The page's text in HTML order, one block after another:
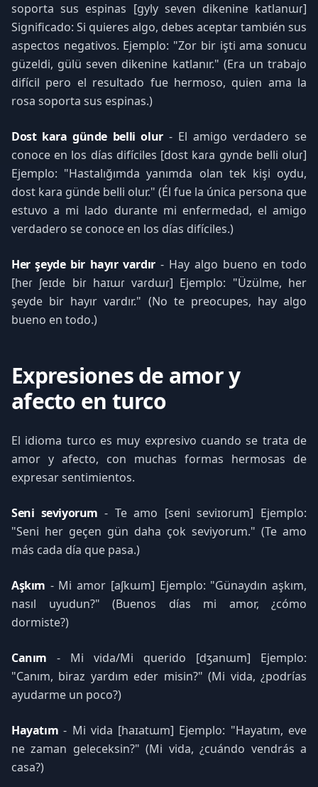
soporta sus espinas [gyly seven dikenine katlanɯɾ]
Significado: Si quieres algo, debes aceptar también sus
aspectos negativos. Ejemplo: "Zor bir işti ama sonucu
güzeldi, gülü seven dikenine katlanır." (Era un trabajo
difícil pero el resultado fue hermoso, quien ama la
rosa soporta sus espinas.)
Dost kara günde belli olur- El amigo verdadero se
conoce en los días difíciles [dost kaɾa gynde belli oluɾ]
Ejemplo: "Hastalığımda yanımda olan tek kişi oydu,
dost kara günde belli olur." (Él fue la única persona que
estuvo a mi lado durante mi enfermedad, el amigo
verdadero se conoce en los días difíciles.)
Her şeyde bir hayır vardır- Hay algo bueno en todo
[heɾ ʃeɪde biɾ haɪɯɾ vaɾdɯɾ] Ejemplo: "Üzülme, her
şeyde bir hayır vardır." (No te preocupes, hay algo
bueno en todo.)
Expresiones de amor y
afecto en turco
El idioma turco es muy expresivo cuando se trata de
amor y afecto, con muchas formas hermosas de
expresar sentimientos.
Seni seviyorum - Te amo [seni seviɪoɾum] Ejemplo:
"Seni her geçen gün daha çok seviyorum." (Te amo
más cada día que pasa.)
Aşkım - Mi amor [aʃkɯm] Ejemplo: "Günaydın aşkım,
nasıl uyudun?" (Buenos días mi amor, ¿cómo
dormiste?)
Canım - Mi vida/Mi querido [dʒanɯm] Ejemplo:
"Canım, biraz yardım eder misin?" (Mi vida, ¿podrías
ayudarme un poco?)
Hayatım - Mi vida [haɪatɯm] Ejemplo: "Hayatım, eve
ne zaman geleceksin?" (Mi vida, ¿cuándo vendrás a
casa?)